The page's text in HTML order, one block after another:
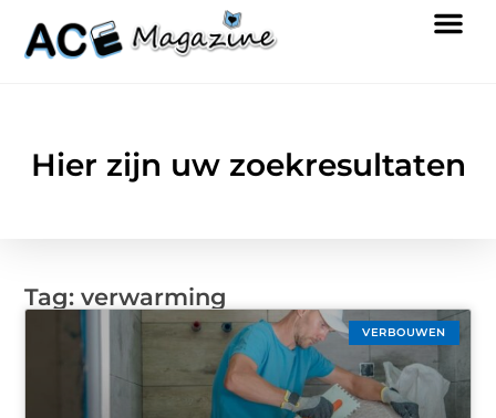
Hier zijn uw zoekresultaten
Tag: verwarming
VERBOUWEN